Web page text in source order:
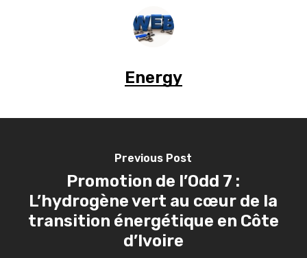
Energy
Previous Post
Promotion de l’Odd 7 :
L’hydrogène vert au cœur de la
transition énergétique en Côte
d’Ivoire